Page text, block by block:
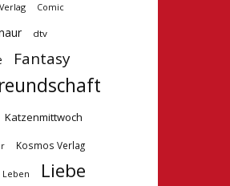
Comic
dtv
Fantasy
Katzenmittwoch
Kosmos Verlag
Leben Liebe